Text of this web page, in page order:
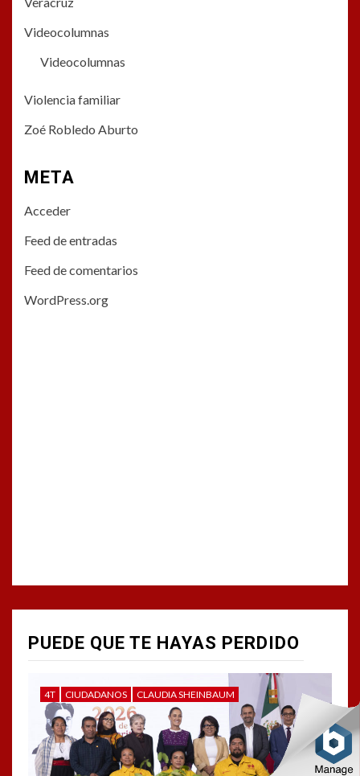
Videocolumnas
Videocolumnas
Violencia familiar
Zoé Robledo Aburto
META
Acceder
Feed de entradas
Feed de comentarios
WordPress.org
PUEDE QUE TE HAYAS PERDIDO
4T CIUDADANOS CLAUDIA SHEINBAUM